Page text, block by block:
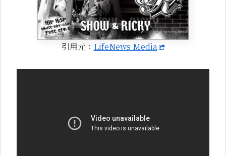
引用元： LifeNews Media